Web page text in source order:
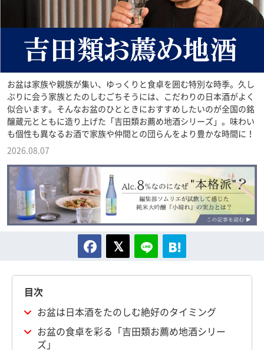
お盆は家族や親族が集い、ゆっくりと食卓を囲む特別な時季。久し
ぶりに会う家族とたのしむごちそうには、こだわりの日本酒がよく
似合います。そんなお盆のひとときにおすすめしたいのが全国の銘
醸蔵元とともに造り上げた「吉田類お薦め地酒シリーズ」。味わい
も個性も異なるお酒で家族や仲間との団らんをより豊かな時間に！
2026.08.07
目次
お盆は日本酒をたのしむ絶好のタイミング
お盆の食卓を彩る「吉田類お薦め地酒シリー
ズ」